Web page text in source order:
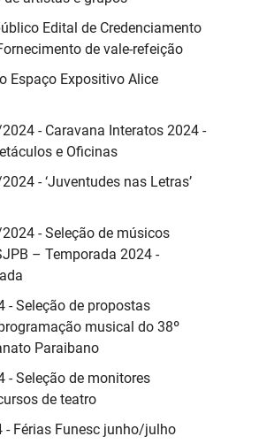
Edital de Credenciamento
de vale-refeição
Espaço Expositivo Alice
- Caravana Interatos 2024 -
e Oficinas
- ‘Juventudes nas Letras’
- Seleção de músicos
– Temporada 2024 -
- Seleção de propostas
musical do 38º
Paraibano
- Seleção de monitores
de teatro
- Férias Funesc junho/julho